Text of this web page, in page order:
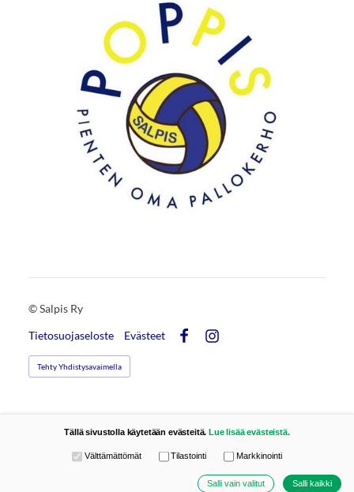
©Salpis Ry
Tietosuojaseloste
Evästeet
Tehty Yhdistysavaimella
Tällä sivustolla käytetään evästeitä.Lue lisää evästeistä.
Valitse käytettävät evästeet
Välttämättömät Tilastointi Markkinointi
Salli vain valitut Salli kaikki